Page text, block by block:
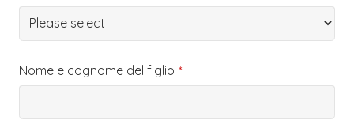
Nome e cognome del figlio *